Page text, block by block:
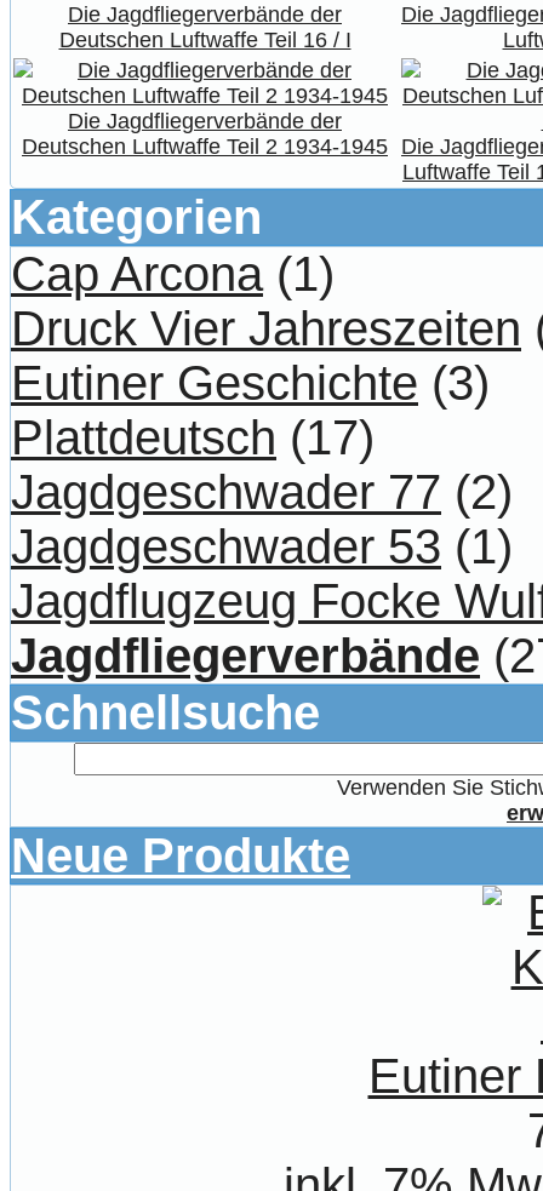
Die Jagdfliegerverbände der
Deutschen Luftwaffe Teil 16 / I
Die
Die Jagdfliegerverbände der
Deutschen Luftwaffe Teil 2 1934-1945 Die
Luftwaffe Teil
Kategorien
Cap Arcona(1)
Druck Vier Jahreszeiten
Eutiner Geschichte (3)
Plattdeutsch (17)
Jagdgeschwader 77 (2)
Jagdgeschwader 53 (1)
Jagdflugzeug Focke
Jagdfliegerverbände
Schnellsuche
Verwenden Sie
Neue Produkte
Eutiner